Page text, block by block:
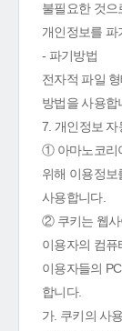
불필요한 것으
개인정보를 파
- 파기방법
전자적 파일
방법을 사용합
7. 개인정보 자
① 아마노코리
위해 이용정보
사용합니다.
② 쿠키는 웹사
이용자의 컴퓨
이용자들의
합니다.
가. 쿠키의 사